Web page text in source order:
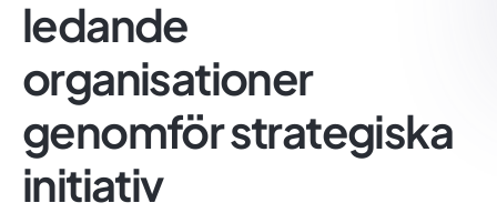
ledande
organisationer
genomför strategiska
initiativ